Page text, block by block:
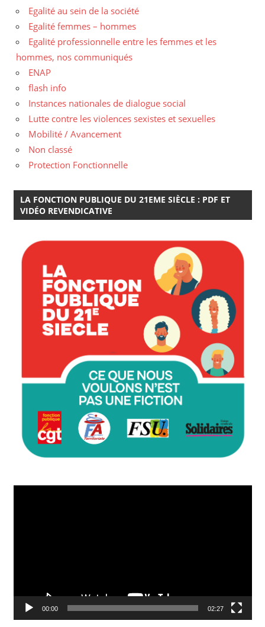
Egalité au sein de la société
Egalité femmes – hommes
Egalité professionnelle entre les femmes et les
hommes, nos communiqués
ENAP
flash info
Instances nationales de dialogue social
Lutte contre les violences sexistes et sexuelles
Mobilité / Avancement
Non classé
Protection Fonctionnelle
LA FONCTION PUBLIQUE DU 21EME SIÈCLE : PDF ET
VIDÉO REVENDICATIVE
00:00 02:27